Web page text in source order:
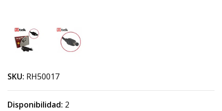
SKU: RH50017
Disponibilidad: 2